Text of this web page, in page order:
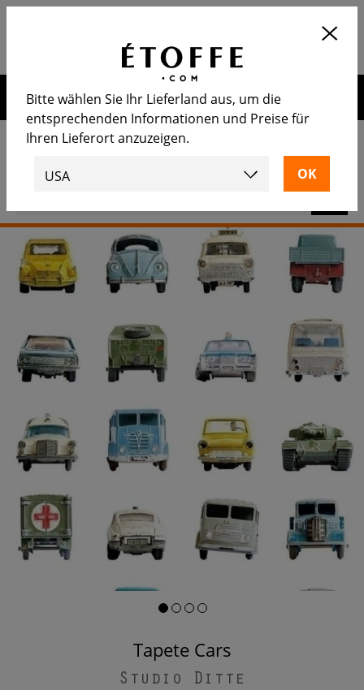
Calculez le nombre de rouleaux
nécessaire
OUVRIR
für unseren Newsletter anmelden
Tapete Cars
Studio Ditte
Bitte wählen Sie Ihr Lieferland aus, um die
entsprechenden Informationen und Preise für
Ihren Lieferort anzuzeigen.